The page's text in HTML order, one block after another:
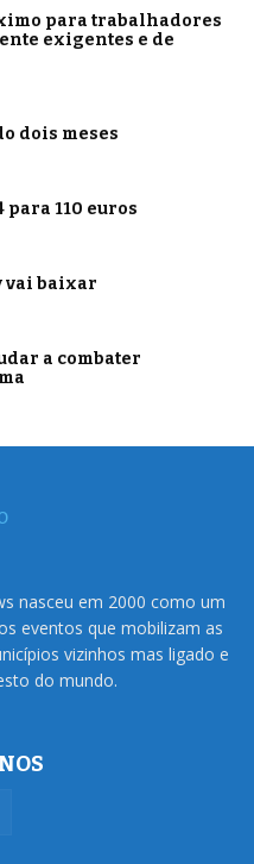
para trabalhadores
exigentes e de
dois meses
para 110 euros
vai baixar
a combater
nasceu em 2000 como um
eventos que mobilizam as
vizinhos mas ligado e
do mundo.